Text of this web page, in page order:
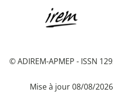
© ADIREM-APMEP - ISSN
Mise à jour 08/08/